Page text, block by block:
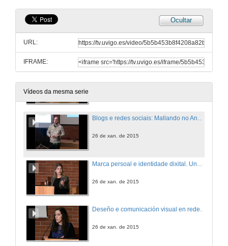
Ocultar
URL:
IFRAME:
Vídeos da mesma serie
Apertura. Social Media Day
26 de xan. de 2015
Presentación. Social Media Day
Blogs e redes sociais: Mallando no Android. Social Media Day
26 de xan. de 2015
26 de xan. de 2015
Deseño e comunicación visual en redes sociais. Social Media Day
26 de xan. de 2015